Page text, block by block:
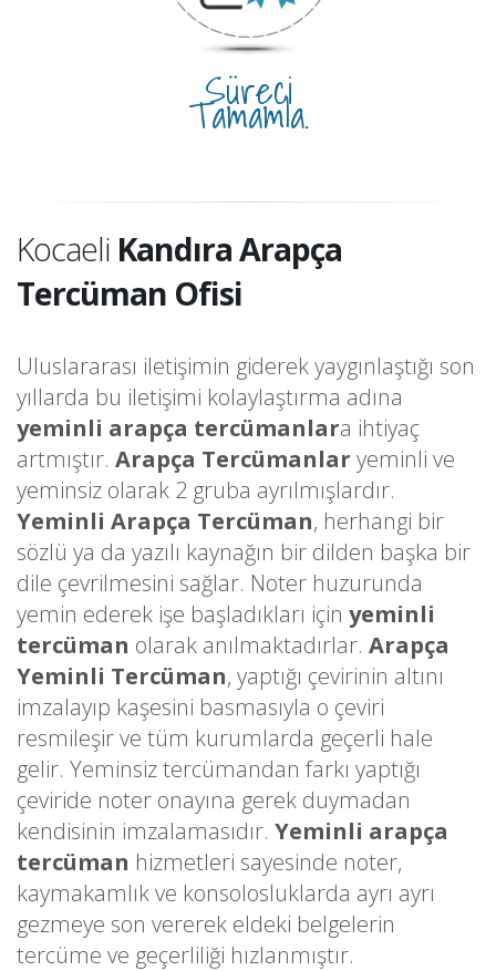
Süreci
Tamamla.
Kocaeli Kandıra Arapça
Tercüman Ofisi
Uluslararası iletişimin giderek yaygınlaştığı son
yıllarda bu iletişimi kolaylaştırma adına
yeminli arapça tercümanlara ihtiyaç
artmıştır. Arapça Tercümanlar yeminli ve
yeminsiz olarak 2 gruba ayrılmışlardır.
Yeminli Arapça Tercüman, herhangi bir
sözlü ya da yazılı kaynağın bir dilden başka bir
dile çevrilmesini sağlar. Noter huzurunda
yemin ederek işe başladıkları için yeminli
tercüman olarak anılmaktadırlar. Arapça
Yeminli Tercüman, yaptığı çevirinin altını
imzalayıp kaşesini basmasıyla o çeviri
resmileşir ve tüm kurumlarda geçerli hale
gelir. Yeminsiz tercümandan farkı yaptığı
çeviride noter onayına gerek duymadan
kendisinin imzalamasıdır. Yeminli arapça
tercüman hizmetleri sayesinde noter,
kaymakamlık ve konsolosluklarda ayrı ayrı
gezmeye son vererek eldeki belgelerin
tercüme ve geçerliliği hızlanmıştır.